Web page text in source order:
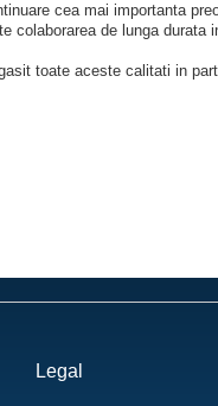
cea mai importanta
colaborarea de lunga durata
toate aceste calitati in
Legal